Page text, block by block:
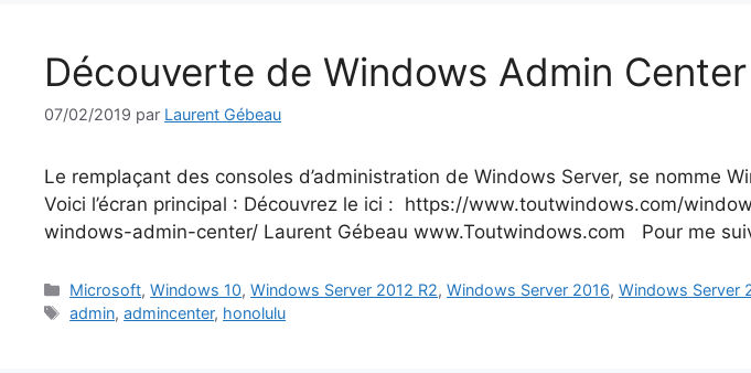
Découverte de Windows Admin Center
07/02/2019 par Laurent Gébeau
Le remplaçant des consoles d’administration de Windows Server, se nomme
Voici l’écran principal : Découvrez le ici : https://www.toutwindows.com/
windows-admin-center/ Laurent Gébeau www.Toutwindows.com Pour me
Catégories
Microsoft,Windows 10,Windows Server 2012 R2,Windows Server 2016,Windows Server
Étiquettes
admin,admincenter, honolulu